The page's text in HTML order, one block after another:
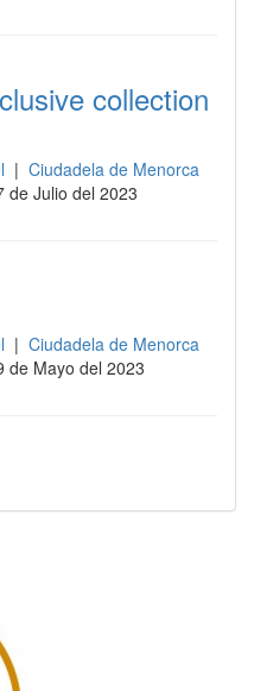
collection
| Ciudadela de Menorca
de Julio del 2023
| Ciudadela de Menorca
de Mayo del 2023